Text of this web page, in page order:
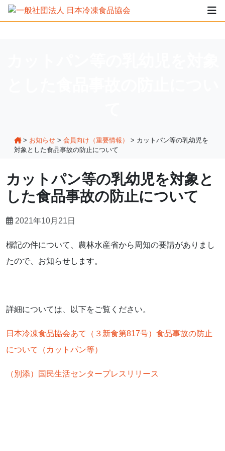
> お知らせ > 会員向け（重要情報） > カットパン等の乳幼児を
対象とした食品事故の防止について
カットパン等の乳幼児を対象と
した食品事故の防止について
2021年10月21日
標記の件について、農林水産省から周知の要請がありまし
たので、お知らせします。
詳細については、以下をご覧ください。
日本冷凍食品協会あて（３新食第817号）食品事故の防止
について（カットパン等）
（別添）国民生活センタープレスリリース